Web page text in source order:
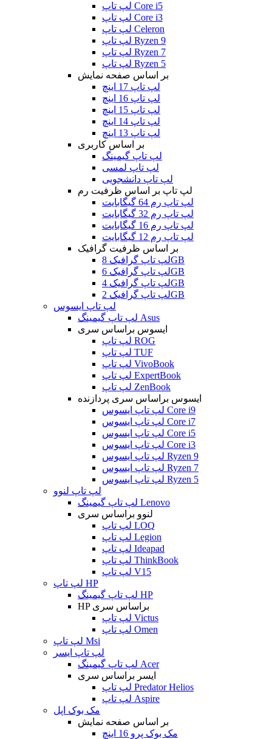
لپ تاپ Core i5
لپ تاپ Core i3
لپ تاپ Celeron
لپ تاپ Ryzen 9
لپ تاپ Ryzen 7
لپ تاپ Ryzen 5
بر اساس صفحه نمایش
لپ تاپ 17 اینچ
لپ تاپ 16 اینچ
لپ تاپ 15 اینچ
لپ تاپ 14 اینچ
لپ تاپ 13 اینچ
بر اساس کاربری
لپ تاپ گیمینگ
لپ تاپ لمسی
لپ تاپ دانشجویی
لپ تاپ بر اساس ظرفیت رم
لپ تاپ رم 64 گیگابایت
لپ تاپ رم 32 گیگابایت
لپ تاپ رم 16 گیگابایت
لپ تاپ رم 12 گیگابایت
بر اساس ظرفیت گرافیک
لپ تاپ گرافیک 8GB
لپ تاپ گرافیک 6GB
لپ تاپ گرافیک 4GB
لپ تاپ گرافیک 2GB
لپ تاپ ایسوس
لپ تاپ گیمینگ Asus
ایسوس براساس سری
لپ تاپ ROG
لپ تاپ TUF
لپ تاپ VivoBook
لپ تاپ ExpertBook
لپ تاپ ZenBook
ایسوس براساس سری پردازنده
لپ تاپ ایسوس Core i9
لپ تاپ ایسوس Core i7
لپ تاپ ایسوس Core i5
لپ تاپ ایسوس Core i3
لپ تاپ ایسوس Ryzen 9
لپ تاپ ایسوس Ryzen 7
لپ تاپ ایسوس Ryzen 5
لپ تاپ لنوو
لپ تاپ گیمینگ Lenovo
لنوو براساس سری
لپ تاپ LOQ
لپ تاپ Legion
لپ تاپ Ideapad
لپ تاپ ThinkBook
لپ تاپ V15
لپ تاپ HP
لپ تاپ گیمینگ HP
HP براساس سری
لپ تاپ Victus
لپ تاپ Omen
لپ تاپ Msi
لپ تاپ ایسر
لپ تاپ گیمینگ Acer
ایسر براساس سری
لپ تاپ Predator Helios
لپ تاپ Aspire
مک بوک اپل
بر اساس صفحه نمایش
مک بوک پرو 16 اینچ